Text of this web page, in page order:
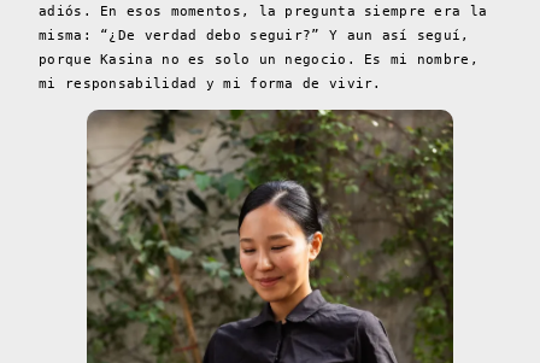
adiós. En esos momentos, la pregunta siempre era la
misma: “¿De verdad debo seguir?” Y aun así seguí,
porque Kasina no es solo un negocio. Es mi nombre,
mi responsabilidad y mi forma de vivir.